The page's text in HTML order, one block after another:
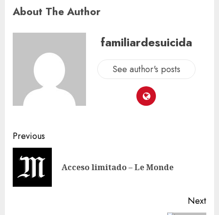
About The Author
familiardesuicida
See author's posts
Previous
Acceso limitado – Le Monde
Next